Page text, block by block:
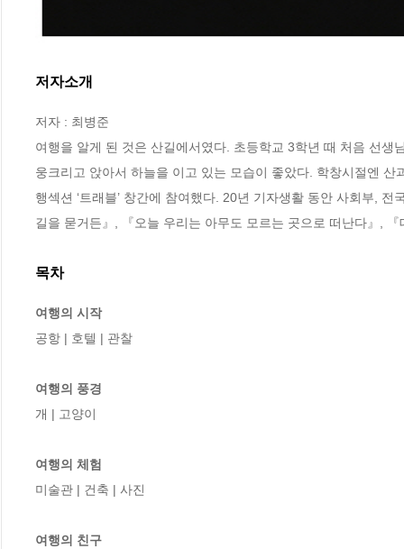
저자소개
저자 : 최병준
여행을 알게 된 것은 산길에서였다. 초등학교 3학년 때 처음 선
웅크리고 앉아서 하늘을 이고 있는 모습이 좋았다. 학창시절엔
행섹션 ‘트래블’ 창간에 참여했다. 20년 기자생활 동안 사회부,
길을 묻거든』, 『오늘 우리는 아무도 모르는 곳으로 떠난다』,
목차
여행의 시작
공항 | 호텔 | 관찰
여행의 풍경
개 | 고양이
여행의 체험
미술관 | 건축 | 사진
여행의 친구